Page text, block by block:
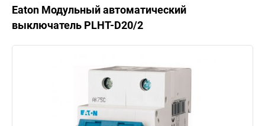
Eaton Модульный автоматический
выключатель PLHT-D20/2